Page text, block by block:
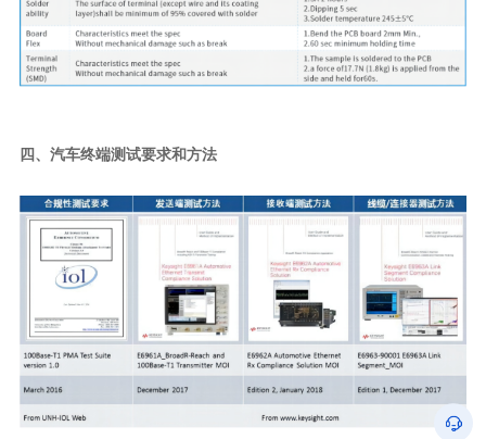
四、 汽车终端测试要求和方法